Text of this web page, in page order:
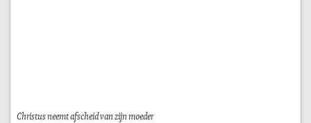
Christus neemt afscheid van zijn moeder